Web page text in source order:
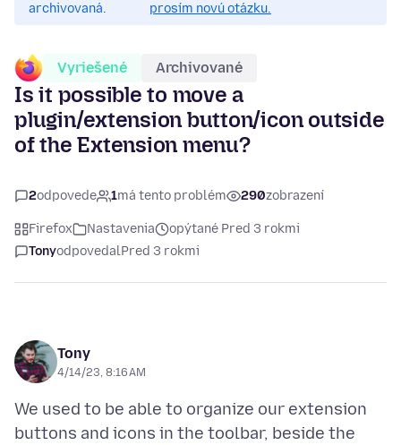
archivovaná.
prosím novú otázku.
Vyriešené Archivované
Is it possible to move a
plugin/extension button/icon outside
of the Extension menu?
2odpovede 1má tento problém 290zobrazení
Firefox Nastavenia
opýtané Pred 3 rokmi
TonyodpovedalPred 3 rokmi
Tony
4/14/23, 8:16 AM
We used to be able to organize our extension
buttons and icons in the toolbar, beside the